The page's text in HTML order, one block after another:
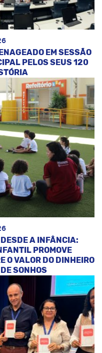
EM SESSÃO
PELOS SEUS 120
A INFÂNCIA:
PROMOVE
O VALOR DO DINHEIRO
SONHOS